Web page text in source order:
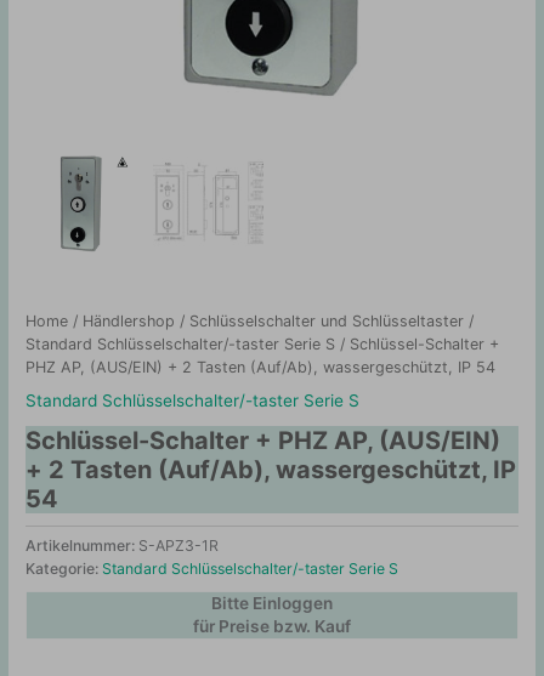
Home / Händlershop / Schlüsselschalter und Schlüsseltaster /
Standard Schlüsselschalter/-taster Serie S / Schlüssel-Schalter +
PHZ AP, (AUS/EIN) + 2 Tasten (Auf/Ab), wassergeschützt, IP 54
Standard Schlüsselschalter/-taster Serie S
Schlüssel-Schalter + PHZ AP, (AUS/EIN)
+ 2 Tasten (Auf/Ab), wassergeschützt, IP
54
Artikelnummer: S-APZ3-1R
Kategorie: Standard Schlüsselschalter/-taster Serie S
Bitte Einloggen
für Preise bzw. Kauf